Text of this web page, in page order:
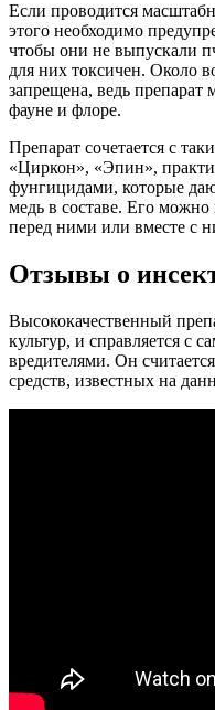
Если проводится
этого необходимо
чтобы они не выпускали
для них токсичен. Около
запрещена, ведь препарат
фауне и флоре.
Препарат сочетается с
«Циркон», «Эпин»,
фунгицидами, которые
медь в составе. Его можно
перед ними или вместе с
Отзывы о
Высококачественный
культур, и справляется с
вредителями. Он
средств, известных на